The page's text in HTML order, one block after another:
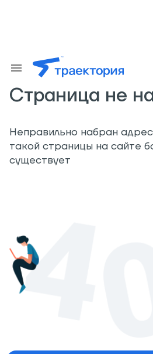
Страница не
Неправильно набран
такой страницы на сайте
существует